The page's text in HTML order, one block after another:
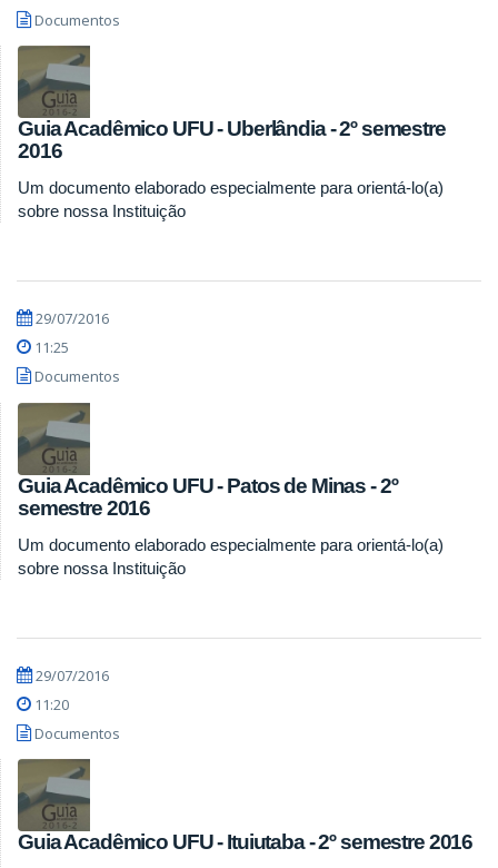
Documentos
Guia Acadêmico UFU - Uberlândia - 2º semestre
2016
Um documento elaborado especialmente para orientá-lo(a)
sobre nossa Instituição
29/07/2016
11:25
Documentos
Guia Acadêmico UFU - Patos de Minas - 2º
semestre 2016
Um documento elaborado especialmente para orientá-lo(a)
sobre nossa Instituição
29/07/2016
11:20
Documentos
Guia Acadêmico UFU - Ituiutaba - 2º semestre 2016